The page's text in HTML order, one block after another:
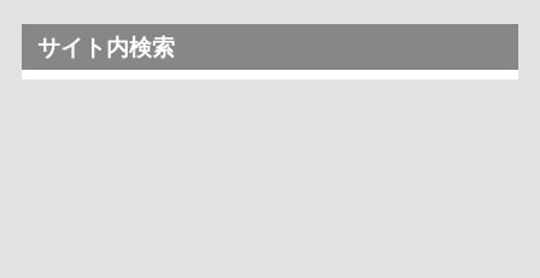
サイト内検索